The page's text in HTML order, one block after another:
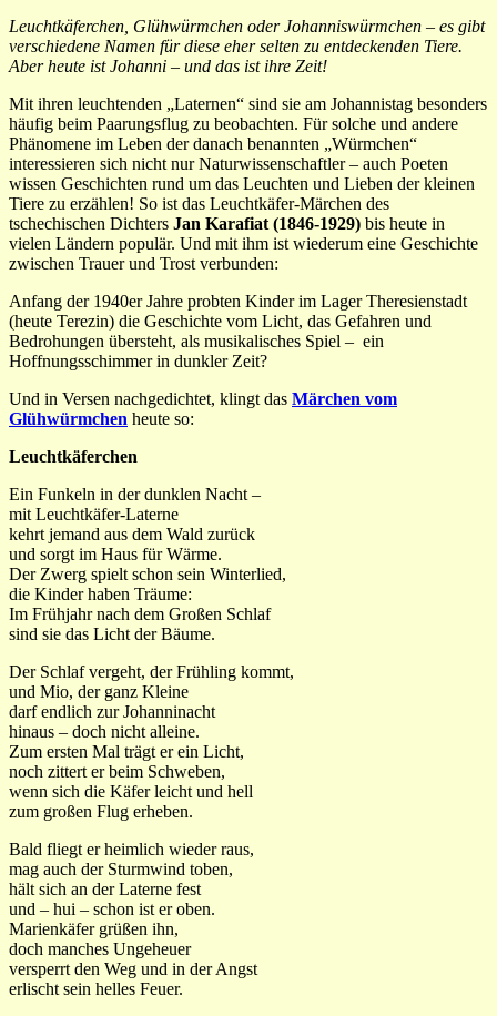
Leuchtkäferchen, Glühwürmchen oder Johanniswürmchen – es gibt
verschiedene Namen für diese eher selten zu entdeckenden Tiere.
Aber heute ist Johanni – und das ist ihre Zeit!
Mit ihren leuchtenden „Laternen“ sind sie am Johannistag besonders
häufig beim Paarungsflug zu beobachten. Für solche und andere
Phänomene im Leben der danach benannten „Würmchen“
interessieren sich nicht nur Naturwissenschaftler – auch Poeten
wissen Geschichten rund um das Leuchten und Lieben der kleinen
Tiere zu erzählen! So ist das Leuchtkäfer-Märchen des
tschechischen Dichters Jan Karafiat (1846-1929) bis heute in
vielen Ländern populär. Und mit ihm ist wiederum eine Geschichte
zwischen Trauer und Trost verbunden:
Anfang der 1940er Jahre probten Kinder im Lager Theresienstadt
(heute Terezin) die Geschichte vom Licht, das Gefahren und
Bedrohungen übersteht, als musikalisches Spiel – ein
Hoffnungsschimmer in dunkler Zeit?
Und in Versen nachgedichtet, klingt das Märchen vom
Glühwürmchen heute so:
Leuchtkäferchen
Ein Funkeln in der dunklen Nacht –
mit Leuchtkäfer-Laterne
kehrt jemand aus dem Wald zurück
und sorgt im Haus für Wärme.
Der Zwerg spielt schon sein Winterlied,
die Kinder haben Träume:
Im Frühjahr nach dem Großen Schlaf
sind sie das Licht der Bäume.
Der Schlaf vergeht, der Frühling kommt,
und Mio, der ganz Kleine
darf endlich zur Johanninacht
hinaus – doch nicht alleine.
Zum ersten Mal trägt er ein Licht,
noch zittert er beim Schweben,
wenn sich die Käfer leicht und hell
zum großen Flug erheben.
Bald fliegt er heimlich wieder raus,
mag auch der Sturmwind toben,
hält sich an der Laterne fest
und – hui – schon ist er oben.
Marienkäfer grüßen ihn,
doch manches Ungeheuer
versperrt den Weg und in der Angst
erlischt sein helles Feuer.